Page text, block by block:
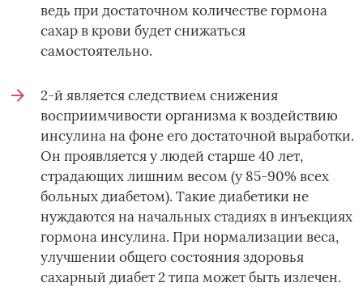
ведь при достаточном количестве гормона
сахар в крови будет снижаться
самостоятельно.
2-й является следствием снижения
восприимчивости организма к воздействию
инсулина на фоне его достаточной выработки.
Он проявляется у людей старше 40 лет,
страдающих лишним весом (у 85-90% всех
больных диабетом). Такие диабетики не
нуждаются на начальных стадиях в инъекциях
гормона инсулина. При нормализации веса,
улучшении общего состояния здоровья
сахарный диабет 2 типа может быть излечен.